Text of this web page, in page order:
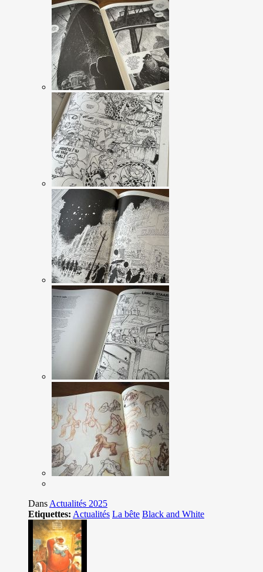
Dans Actualités 2025
Etiquettes: Actualités La bête Black and White